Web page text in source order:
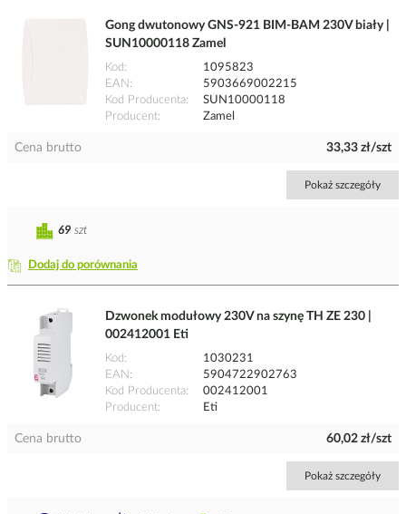
Gong dwutonowy GNS-921 BIM-BAM 230V biały |
SUN10000118 Zamel
Kod
1095823
EAN
5903669002215
Kod Producenta
SUN10000118
Producent
Zamel
Cena brutto 33,33 zł/szt
Pokaż szczegóły
Dodaj do porównania
69 szt
Dzwonek modułowy 230V na szynę TH ZE 230 |
002412001 Eti
Kod
1030231
EAN
5904722902763
Kod Producenta
002412001
Producent
Eti
Cena brutto 60,02 zł/szt
Pokaż szczegóły